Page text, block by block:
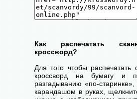
Как распечатать
кроссворд?
Для того чтобы распечатать
кроссворд на бумагу и
разгадыванию «по-старинке»,
карандашом в руках,